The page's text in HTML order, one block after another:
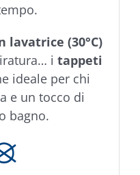
lavatrice (30°C)
i tappeti
ideale per chi
e un tocco di
bagno.